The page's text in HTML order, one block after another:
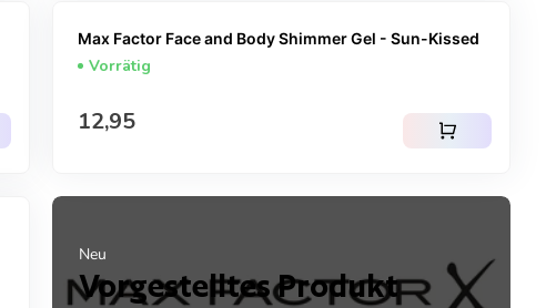
Neu
Vorgestelltes Produkt
Max Factor Face and Body Shimmer Gel - Sun-Kissed
Vorrätig
Regulärer Preis
12,95 shopping_cart